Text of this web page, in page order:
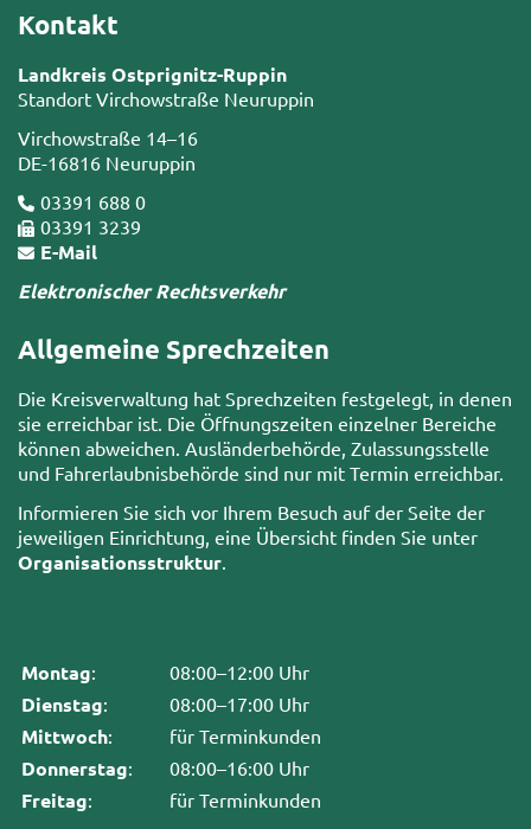
Kontakt
Landkreis Ostprignitz-Ruppin
Standort Virchowstraße Neuruppin
Virchowstraße 14–16
DE-16816 Neuruppin
03391 688 0
03391 3239
E-Mail
Elektronischer Rechtsverkehr
Allgemeine Sprechzeiten
Die Kreisverwaltung hat Sprechzeiten festgelegt, in denen
sie erreichbar ist. Die Öffnungszeiten einzelner Bereiche
können abweichen. Ausländerbehörde, Zulassungsstelle
und Fahrerlaubnisbehörde sind nur mit Termin erreichbar.
Informieren Sie sich vor Ihrem Besuch auf der Seite der
jeweiligen Einrichtung, eine Übersicht finden Sie unter
Organisationsstruktur
Montag: 08:00–12:00 Uhr
Dienstag: 08:00–17:00 Uhr
Mittwoch: für Terminkunden
Donnerstag: 08:00–16:00 Uhr
Freitag: für Terminkunden